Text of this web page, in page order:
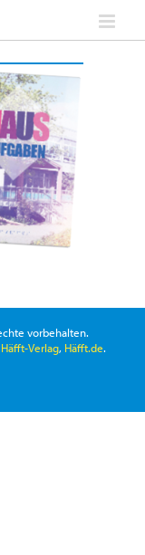
vorbehalten.
Häfft-Verlag, Häfft.de.